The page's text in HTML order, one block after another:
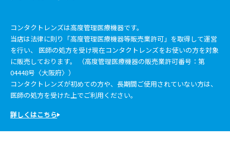
コンタクトレンズは高度管理医療機器です。
当店は法律に則り「高度管理医療機器等販売業許可」を取得して運営
を行い、 医師の処方を受け現在コンタクトレンズをお使いの方を対象
に販売しております。 （高度管理医療機器の販売業許可番号：第
04448号〈大阪府〉）
コンタクトレンズが初めての方や、長期間ご使用されていない方は、
医師の処方を受けた上でご利用ください。
詳しくはこちら